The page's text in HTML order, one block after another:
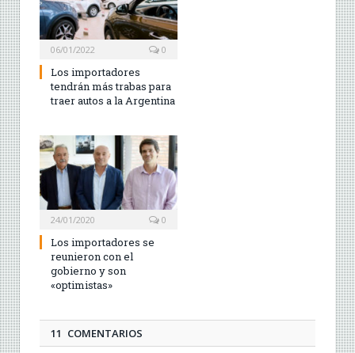
06/01/2022 0
Los importadores
tendrán más trabas para
traer autos a la Argentina
24/01/2020 0
Los importadores se
reunieron con el
gobierno y son
«optimistas»
11 COMENTARIOS